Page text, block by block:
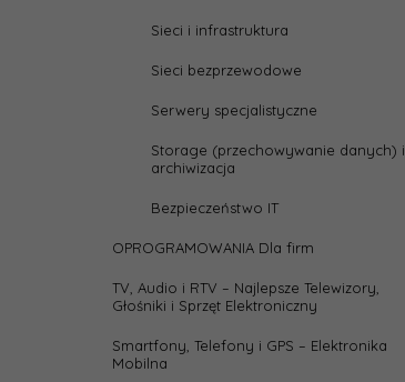
Sieci i infrastruktura
Sieci bezprzewodowe
Serwery specjalistyczne
Storage (przechowywanie danych) i
archiwizacja
Bezpieczeństwo IT
OPROGRAMOWANIA Dla firm
TV, Audio i RTV – Najlepsze Telewizory,
Głośniki i Sprzęt Elektroniczny
Smartfony, Telefony i GPS – Elektronika
Mobilna